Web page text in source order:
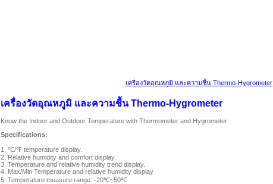
เครื่องวัดอุณหภูมิ และความชื้น Thermo-Hygrometer
เครื่องวัดอุณหภูมิ และความชื้น Thermo-Hygrometer
Know the Indoor and Outdoor Temperature with Thermometer and Hygrometer
Specifications:
1. ℃/℉ temperature display.
2. Relative humidity and comfort display.
3. Temperature and relative humidity trend display.
4. Max/Min Temperature and relative humidity display
5. Temperature measure range: -20℃~50℃